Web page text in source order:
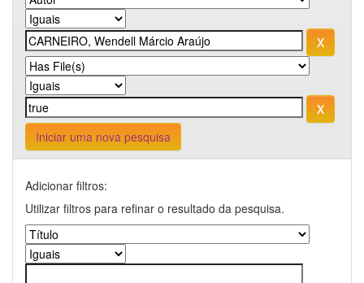
Iniciar uma nova pesquisa
Adicionar filtros:
Utilizar filtros para refinar o resultado da pesquisa.